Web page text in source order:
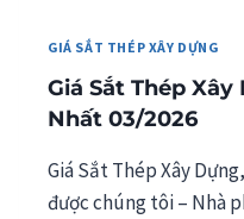
GIÁ SẮT THÉP XÂY DỰNG
Giá Sắt Thép
Nhất 03/2026
Giá Sắt Thép Xây
được chúng tôi – Nhà